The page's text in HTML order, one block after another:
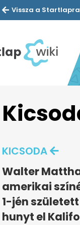
Vissza a Startlapra
KICSODA
Walter
amerikai
1-jén
hunyt el